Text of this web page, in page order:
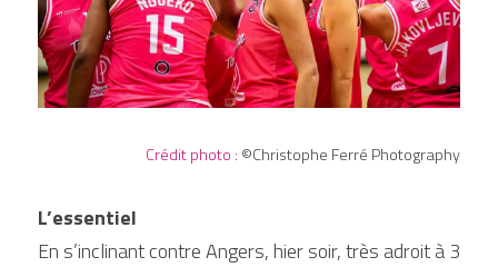
Crédit photo : ©Christophe Ferré Photography
L’essentiel
En s’inclinant contre Angers, hier soir, très adroit à 3